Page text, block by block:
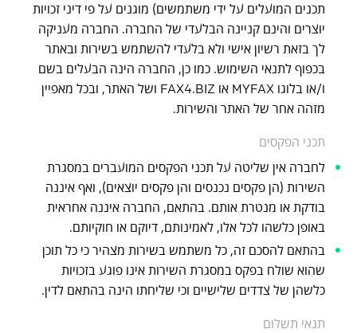
תכנים המועלים על ידי משתמשים) מוגנים על פי דיני זכויות
יוצרים והינם קניינה הבלעדי של החברה. החברה מעניקה
לך בזאת רשיון אישי ולא בלעדי להשתמש בשירות ובאתר
בכפוף לתנאי השימוש. כמו כן, החברה הינה הבעלים בשם
ו/או בלוגו MYFAX או FAX4.BIZ ושל האתר, ובכל מאפיין
מזהה אחר של האתר והשירות.
תכני הפקסים
לחברה אין שליטה על תכני הפקסים המועברים במסגרת
השירות (הן פקסים נכנסים והן פקסים יוצאים), ואף איננה
בודקת או מנטרת אותם. בהתאם, החברה איננה אחראית
באופן כלשהו לכל אלו, לאמינותם, דיוקם או חוקיותם.
בהתאם להסכם זה, כל משתמש בשירות מצהיר כי כל תוכן
שהוא שולח בפקס במסגרת השירות אינו פוגע בזכויות
כלשהן של צדדים שלישיים וכי שליחתו הינה בהתאם לדין.
תנאי תשלום